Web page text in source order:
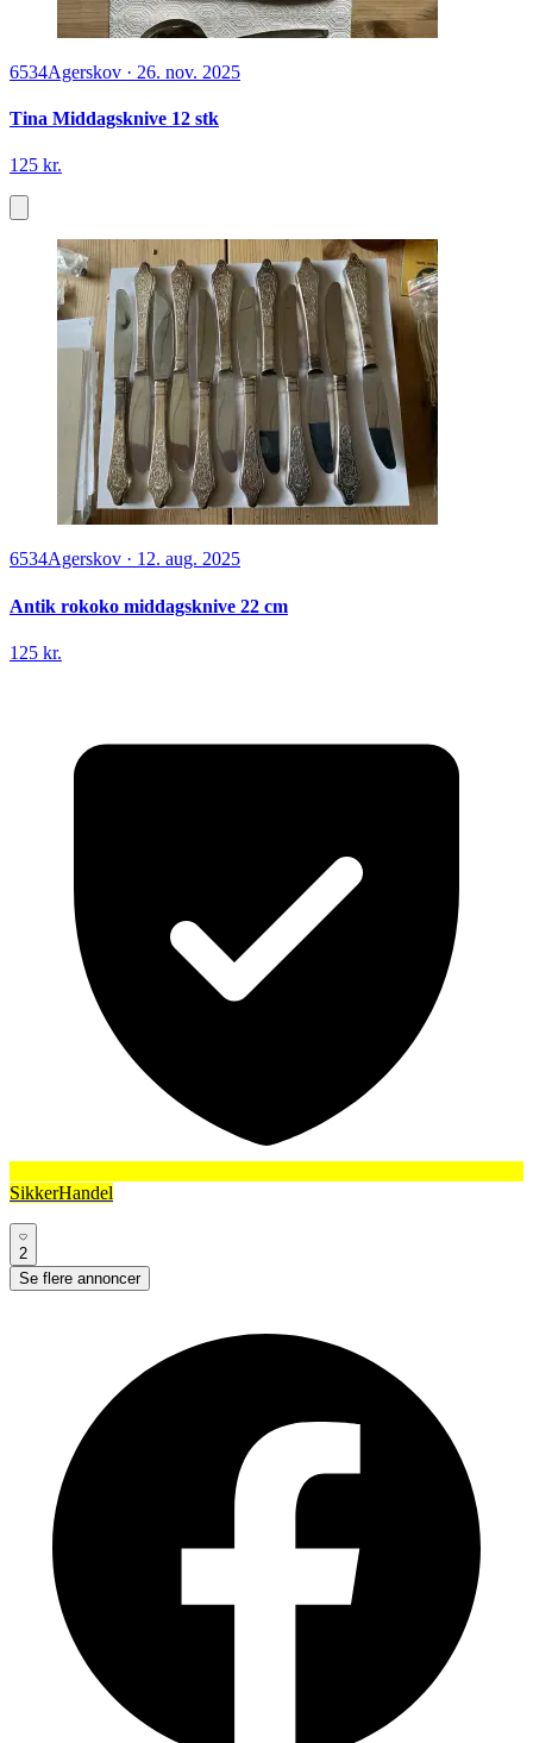
6534Agerskov · 26. nov. 2025
Tina Middagsknive 12 stk
125 kr.
6534Agerskov · 12. aug. 2025
Antik rokoko middagsknive 22 cm
125 kr.
SikkerHandel
2
Se flere annoncer